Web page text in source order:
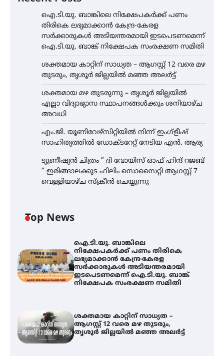
ഐ.ടി.യു. ബാങ്കിലെ നിക്ഷേപകർക്ക് പണം
തിരികെ ലഭ്യമാക്കാൻ കേന്ദ്ര-കേരള
സർക്കാരുകൾ അടിയന്തരമായി ഇടപെടണമെന്ന്
ഐ.ടി.യു. ബാങ്ക് നിക്ഷേപക സംരക്ഷണ സമിതി
ശക്തമായ കാറ്റിന് സാധ്യത – ആഗസ്റ്റ് 12 വരെ മഴ
തുടരും, തൃശൂർ ജില്ലയിൽ മഞ്ഞ അലർട്ട്
ശക്തമായ മഴ തുടരുന്നു – തൃശൂർ ജില്ലയിൽ
എല്ലാ വിദ്യാഭ്യാസ സ്ഥാപനങ്ങൾക്കും ശനിയാഴ്ച
അവധി
എം.ജി. യൂണിവേഴ്‌സിറ്റിയിൽ നിന്ന് ഇംഗ്ളീഷ്
സാഹിത്യത്തിൽ ഡോക്ടറേറ്റ് നേടിയ എൻ. ആര്യ
ട്യുണീഷ്യൻ ചിത്രം ” ദി വോയിസ് ഓഫ് ഹിന്ദ് റജബ്
” ഇരിങ്ങാലക്കുട ഫിലിം സൊസൈറ്റി ആഗസ്റ്റ് 7
വെള്ളിയാഴ്ച സ്‌ക്രീൻ ചെയ്യുന്നു
Top News
ഐ.ടി.യു. ബാങ്കിലെ
നിക്ഷേപകർക്ക് പണം തിരികെ
ലഭ്യമാക്കാൻ കേന്ദ്ര-കേരള
സർക്കാരുകൾ അടിയന്തരമായി
ഇടപെടണമെന്ന് ഐ.ടി.യു. ബാങ്ക്
നിക്ഷേപക സംരക്ഷണ സമിതി
ശക്തമായ കാറ്റിന് സാധ്യത –
ആഗസ്റ്റ് 12 വരെ മഴ തുടരും,
തൃശൂർ ജില്ലയിൽ മഞ്ഞ അലർട്ട്